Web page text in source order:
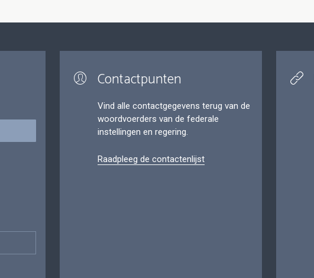
Contactpunten
Vind alle contactgegevens terug van de
woordvoerders van de federale
instellingen en regering.
Raadpleeg de contactenlijst